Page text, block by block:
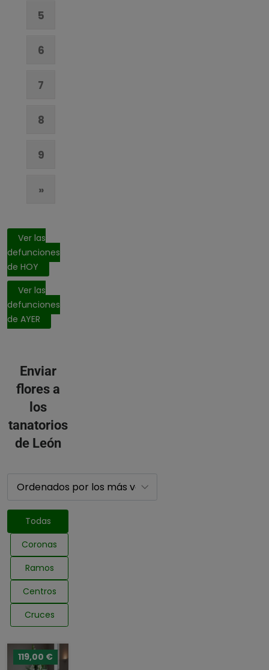
5
6
7
8
9
»
Ver las
defunciones
de HOY
Ver las
defunciones
de AYER
Enviar
flores a
los
tanatorios
de León
Todas
Coronas
Ramos
Centros
Cruces
119,00 €